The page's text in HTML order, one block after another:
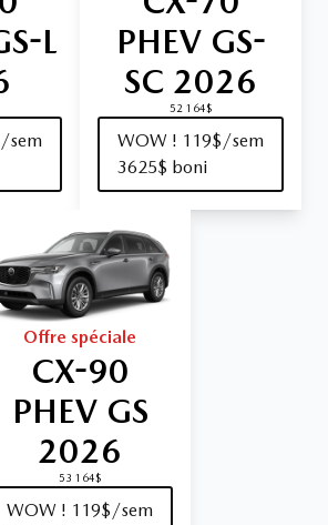
L
sem
PHEV GS-
SC 2026
52 164$
WOW ! 119$/sem
3625$ boni
Offre spéciale
CX-90
PHEV GS
2026
53 164$
WOW ! 119$/sem